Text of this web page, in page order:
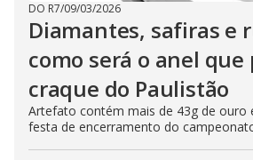
DO R7/09/03/2026
Diamantes, safiras e
como será o anel
craque do Paulistão
Artefato contém mais de 43g de ouro
festa de encerramento do